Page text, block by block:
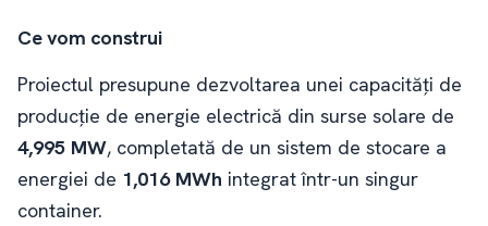
Ce vom construi
Proiectul presupune dezvoltarea unei capacități de
producție de energie electrică din surse solare de
4,995 MW, completată de un sistem de stocare a
energiei de 1,016 MWh integrat într-un singur
container.